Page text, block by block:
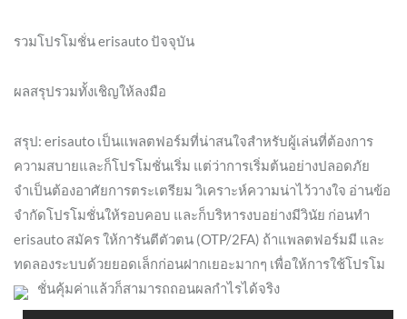
รวมโปรโมชั่น erisauto ปัจจุบัน
ผลสรุปรวมทั้งเชิญให้ลงมือ
สรุป: erisauto เป็นแพลตฟอร์มที่น่าสนใจสำหรับผู้เล่นที่ต้องการ
ความสบายและก็โปรโมชั่นเริ่ม แต่ว่าการเริ่มต้นอย่างปลอดภัย
จำเป็นต้องอาศัยการตระเตรียม วิเคราะห์ความน่าไว้วางใจ อ่านข้อ
จำกัดโปรโมชั่นให้รอบคอบ และก็บริหารงบอย่างมีวินัย ก่อนทำ
erisauto สมัคร ให้การันตีตัวตน (OTP/2FA) ถ้าแพลตฟอร์มมี และ
ทดลองระบบด้วยยอดเล็กก่อนฝากเยอะมากๆ เพื่อให้การใช้โปรโม
ชั่นคุ้มค่าแล้วก็สามารถถอนผลกำไรได้จริง